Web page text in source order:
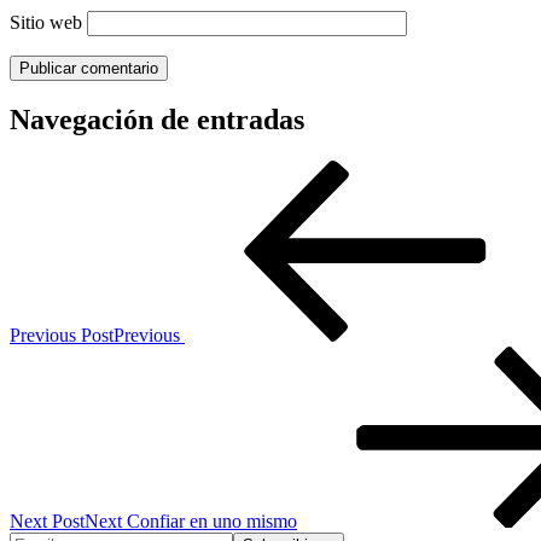
Sitio web
Navegación de entradas
Previous PostPrevious
Next PostNext Confiar en uno mismo